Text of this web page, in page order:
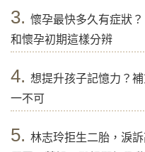
3. 懷孕最快多久有症狀
和懷孕初期這樣分辨
4. 想提升孩子記憶力？
一不可
5. 林志玲拒生二胎，淚